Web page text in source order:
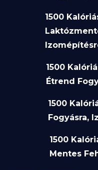
1500
1500
Étrend
1500
Fogyásra,
1500
Mentes